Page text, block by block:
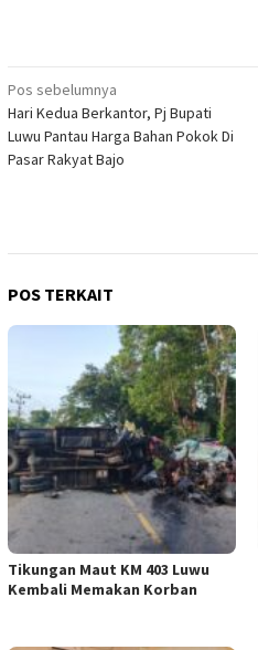
Navigasi
pos
Pos sebelumnya
Hari Kedua Berkantor, Pj Bupati
Luwu Pantau Harga Bahan Pokok Di
Pasar Rakyat Bajo
POS TERKAIT
Tikungan Maut KM 403 Luwu
Kembali Memakan Korban